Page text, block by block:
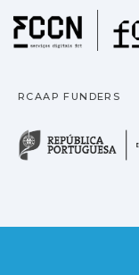
RCAAP FUNDERS